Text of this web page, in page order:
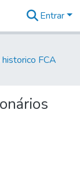
Entrar
FCA